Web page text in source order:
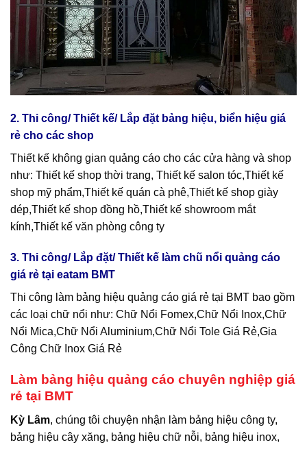
2. Thi công/ Thiết kế/ Lắp đặt bảng hiệu, biển hiệu giá
rẻ cho các shop
Thiết kế không gian quảng cáo cho các cửa hàng và shop
như: Thiết kế shop thời trang, Thiết kế salon tóc,Thiết kế
shop mỹ phẩm,Thiết kế quán cà phê,Thiết kế shop giày
dép,Thiết kế shop đồng hồ,Thiết kế showroom mắt
kính,Thiết kế văn phòng công ty
3. Thi công/ Lắp đặt/ Thiết kế làm chũ nổi quảng cáo
giá rẻ tại eatam BMT
Thi công làm bảng hiệu quảng cáo giá rẻ tại BMT bao gồm
các loại chữ nổi như: Chữ Nổi Fomex,Chữ Nổi Inox,Chữ
Nổi Mica,Chữ Nổi Aluminium,Chữ Nổi Tole Giá Rẻ,Gia
Công Chữ Inox Giá Rẻ
Làm bảng hiệu quảng cáo chuyên nghiệp giá
rẻ tại BMT
Kỳ Lâm, chúng tôi chuyện nhận làm bảng hiệu công ty,
bảng hiệu cây xăng, bảng hiệu chữ nỗi, bảng hiệu inox,